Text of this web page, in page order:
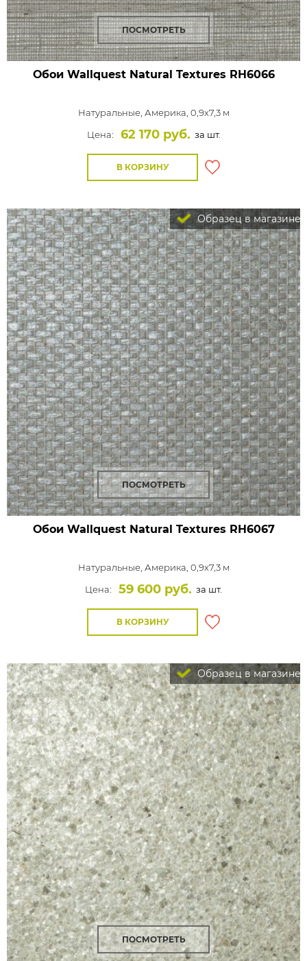
ПОСМОТРЕТЬ
Обои Wallquest Natural Textures RH6066
Натуральные, Америка, 0,9x7,3 м
Цена:
62 170 руб. за шт.
В КОРЗИНУ
Образец в магазине
ПОСМОТРЕТЬ
Обои Wallquest Natural Textures RH6067
Натуральные, Америка, 0,9x7,3 м
Цена:
59 600 руб. за шт.
В КОРЗИНУ
Образец в магазине
ПОСМОТРЕТЬ